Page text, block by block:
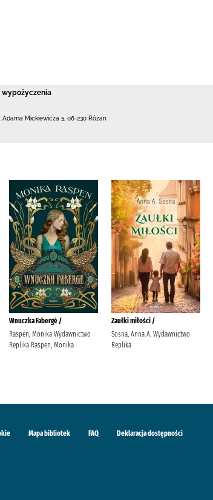
wypożyczenia
Adama Mickiewicza 5 06-230 Różan
Wnuczka Fabergé /
Raspen, Monika Wydawnictwo
Replika Raspen, Monika
Zaułki miłości /
Sosna, Anna A. Wydawnictwo
Replika
Mapa bibliotek FAQ Deklaracja dostępności